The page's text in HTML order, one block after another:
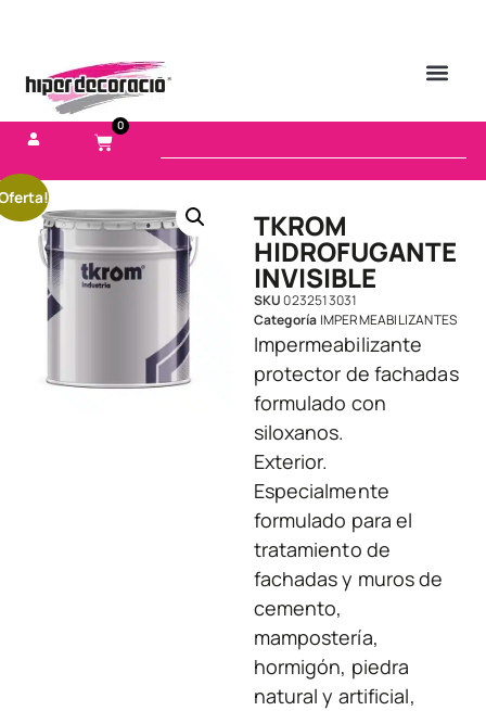
0
TKROM
HIDROFUGANTE
INVISIBLE
SKU0232513031
Categoría IMPERMEABILIZANTES
Impermeabilizante
protector de fachadas
formulado con
siloxanos.
Exterior.
Especialmente
formulado para el
tratamiento de
fachadas y muros de
cemento,
mampostería,
hormigón, piedra
natural y artificial,